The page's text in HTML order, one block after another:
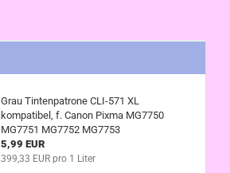
Grau Tintenpatrone CLI-571 XL
kompatibel, f. Canon Pixma MG7750
MG7751 MG7752 MG7753
5,99 EUR
399,33 EUR pro 1 Liter